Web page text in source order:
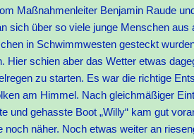
Maßnahmenleiter Benjamin Raude
sich über so viele junge Menschen aus
in Schwimmwesten gesteckt
schien aber das Wetter etwas
zu starten. Es war die richtige
am Himmel. Nach gleichmäßiger
und gehasste Boot „Willy“ kam gut
näher. Noch etwas weiter an